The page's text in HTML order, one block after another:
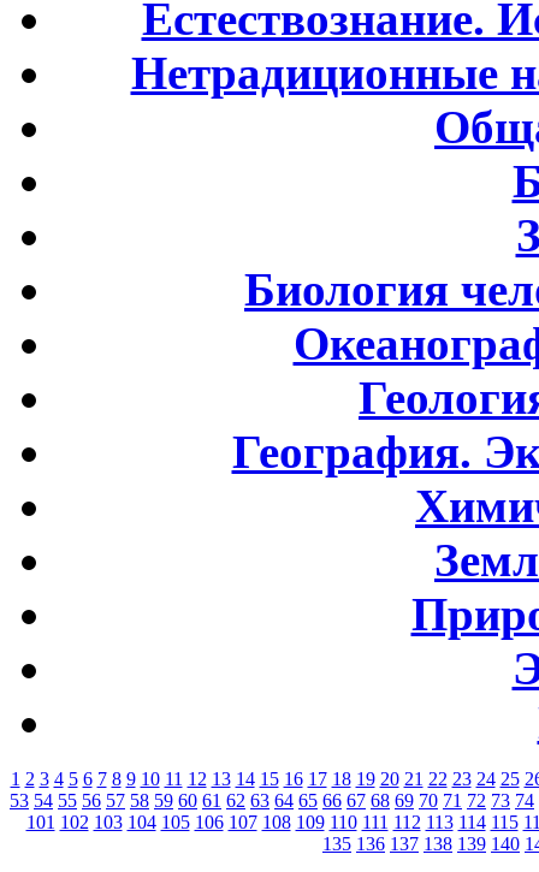
Естествознание.
Нетрадиционные
Биология
География.
1 2 3 4 5 6 7 8 9 10 11 12 13 14 15 16 17 18 19 20 21 22 23 24 25
53 54 55 56 57 58 59 60 61 62 63 64 65 66 67 68 69 70 71 72 73 74
101 102 103 104 105 106 107 108 109 110 111 112 113 114 115
135 136 137 138 139 140